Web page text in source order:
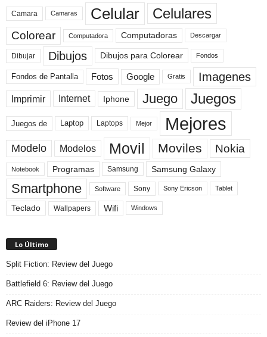
Camara Camaras Celular Celulares
Colorear Computadora Computadoras Descargar
Dibujar Dibujos Dibujos para Colorear Fondos
Fondos de Pantalla Fotos Google Gratis Imagenes
Imprimir Internet Iphone Juego Juegos
Juegos de Laptop Laptops Mejor Mejores
Modelo Modelos Movil Moviles Nokia
Notebook Programas Samsung Samsung Galaxy
Smartphone Software Sony Sony Ericson Tablet
Teclado Wallpapers Wifi Windows
Lo Último
Split Fiction: Review del Juego
Battlefield 6: Review del Juego
ARC Raiders: Review del Juego
Review del iPhone 17